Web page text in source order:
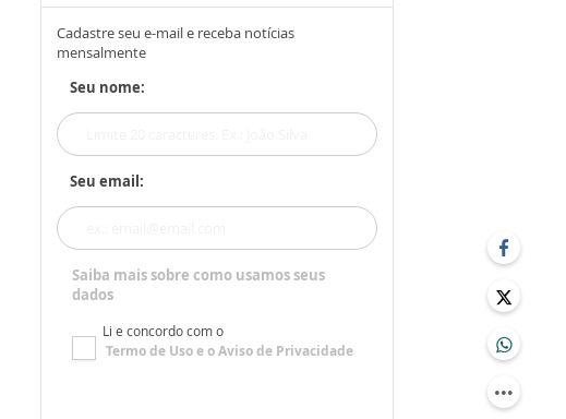
Cadastre seu e-mail e receba notícias
mensalmente
Seu nome:
Seu email:
Saiba mais sobre como usamos seus
dados
Li e concordo com o
Termo de Usoe oAviso de Privacidade